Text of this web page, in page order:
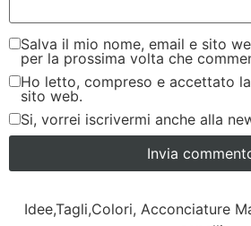
Salva il mio nome, email e sito
per la prossima volta che
Ho letto, compreso e accettato la
sito web.
Si, vorrei iscrivermi anche alla
Idee,Tagli,Colori, Acconciature